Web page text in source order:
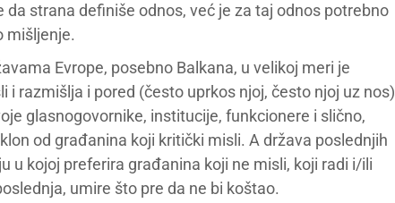
strana definiše odnos, već je za taj odnos potrebno
mišljenje.
Evrope, posebno Balkana, u velikoj meri je
razmišlja i pored (često uprkos njoj, često njoj uz nos)
glasnogovornike, institucije, funkcionere i slično,
od građanina koji kritički misli. A država poslednjih
u kojoj preferira građanina koji ne misli, koji radi i/ili
umire što pre da ne bi koštao.